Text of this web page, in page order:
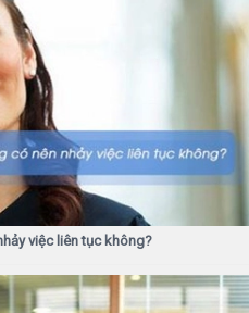
việc liên tục không?